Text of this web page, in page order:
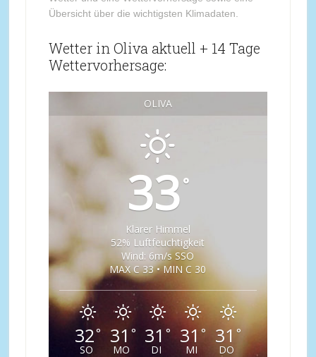
Übersicht über die wichtigsten Klimadaten.
Wetter in Oliva aktuell + 14 Tage
Wettervorhersage:
OLIVA
33°
Klarer Himmel
52% Luftfeuchtigkeit
Wind: 6m/s SSO
MAX C 33 • MIN C 30
32°
SO
31 °
MO
31°
DI
31°
MI
31 °
DO